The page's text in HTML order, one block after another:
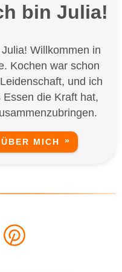
bin Julia!
Willkommen in
Kochen war schon
und ich
die Kraft hat,
MICH